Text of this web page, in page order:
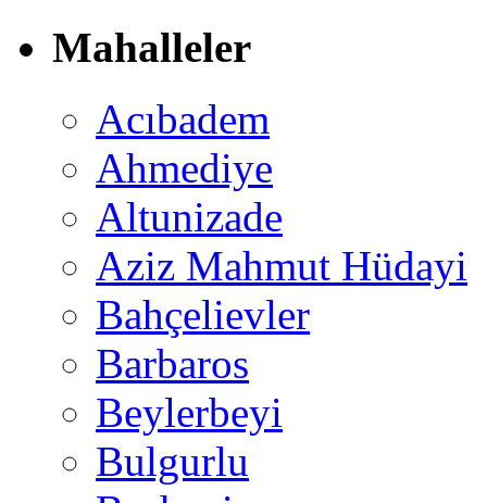
Mahalleler
Acıbadem
Ahmediye
Altunizade
Aziz Mahmut Hüdayi
Bahçelievler
Barbaros
Beylerbeyi
Bulgurlu